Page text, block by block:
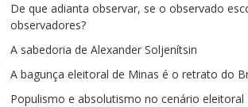
De que adianta observar, se o observado
observadores?
A sabedoria de Alexander Soljenítsin
A bagunça eleitoral de Minas é o retrato do
Populismo e absolutismo no cenário eleitoral